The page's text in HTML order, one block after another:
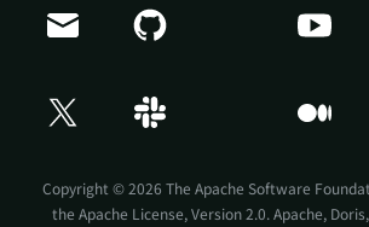
Copyright © 2026 The Apache Software
the Apache License, Version 2.0. Apache,
Doris Summit 26